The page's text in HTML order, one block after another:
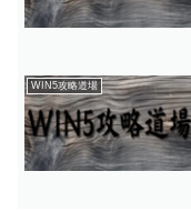
WIN5攻略道場